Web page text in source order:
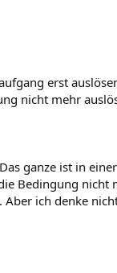
erst
nicht mehr
ganze ist in
Bedingung
ich denke